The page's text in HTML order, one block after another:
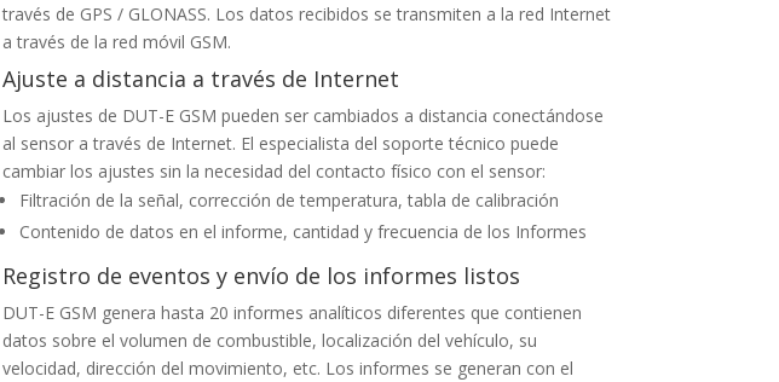
través de GPS / GLONASS. Los datos recibidos se transmiten a la red Internet
a través de la red móvil GSM.
Ajuste a distancia a través de Internet
Los ajustes de DUT-E GSM pueden ser cambiados a distancia conectándose
al sensor a través de Internet. El especialista del soporte técnico puede
cambiar los ajustes sin la necesidad del contacto físico con el sensor:
Filtración de la señal, corrección de temperatura, tabla de calibración
Contenido de datos en el informe, cantidad y frecuencia de los Informes
Registro de eventos y envío de los informes listos
DUT-E GSM genera hasta 20 informes analíticos diferentes que contienen
datos sobre el volumen de combustible, localización del vehículo, su
velocidad, dirección del movimiento, etc. Los informes se generan con el